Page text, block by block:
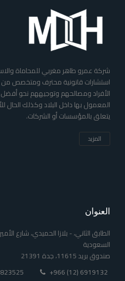
شركة عمرو طاهر مغربي للمحاماة
استشارات قانونية محترف ومتخصص
الأفراد ومصالحهم وتوجيههم نحو أفضل
المعمول بها داخل البلاد وكذلك الحال
يتعلق بالمؤسسات أو الشركات.
المزيد
العنوان
الطابق الثاني، - بلازا الحميدي، شارع
السعودية
صندوق بريد 11615، جدة 21391
+966 (12) 6919132